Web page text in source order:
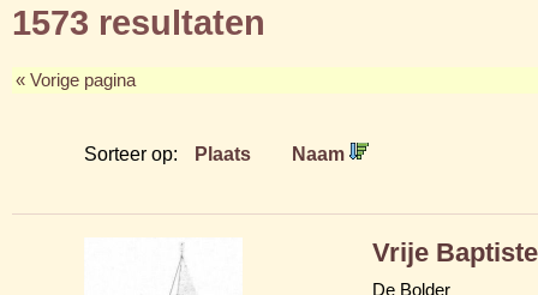
1573 resultaten
« Vorige pagina
Sorteer op: Plaats Naam
Vrije
De Bolder